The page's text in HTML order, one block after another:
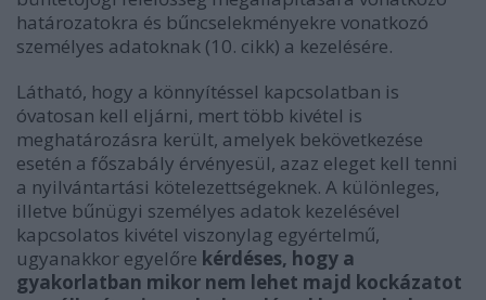
határozatokra és bűncselekményekre vonatkozó
személyes adatoknak (10. cikk) a kezelésére.
Látható, hogy a könnyítéssel kapcsolatban is
óvatosan kell eljárni, mert több kivétel is
meghatározásra került, amelyek bekövetkezése
esetén a főszabály érvényesül, azaz eleget kell tenni
a nyilvántartási kötelezettségeknek. A különleges,
illetve bűnügyi személyes adatok kezelésével
kapcsolatos kivétel viszonylag egyértelmű,
ugyanakkor egyelőre kérdéses, hogy a
gyakorlatban mikor nem lehet majd kockázatot